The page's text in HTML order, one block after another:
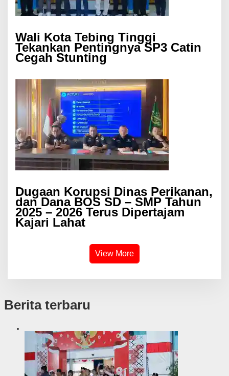
Wali Kota Tebing Tinggi
Tekankan Pentingnya SP3 Catin
Cegah Stunting
Dugaan Korupsi Dinas Perikanan,
dan Dana BOS SD – SMP Tahun
2025 – 2026 Terus Dipertajam
Kajari Lahat
View More
Berita terbaru